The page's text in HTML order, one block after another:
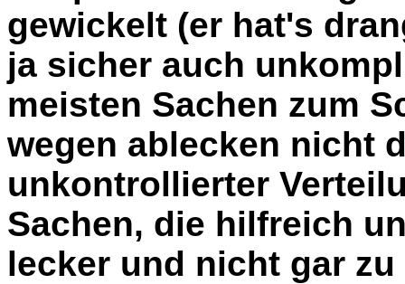
gewickelt (er hat's
ja sicher auch
meisten Sachen zum
wegen ablecken nicht
unkontrollierter
Sachen, die hilfreich
lecker und nicht gar